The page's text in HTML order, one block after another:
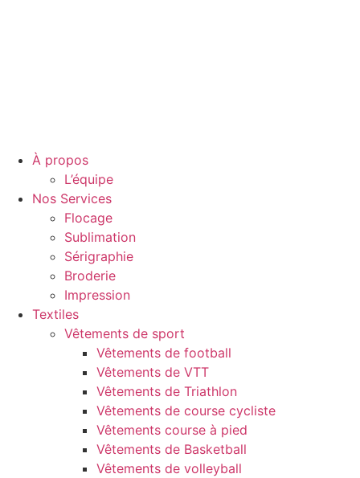
À propos
L’équipe
Nos Services
Flocage
Sublimation
Sérigraphie
Broderie
Impression
Textiles
Vêtements de sport
Vêtements de football
Vêtements de VTT
Vêtements de Triathlon
Vêtements de course cycliste
Vêtements course à pied
Vêtements de Basketball
Vêtements de volleyball